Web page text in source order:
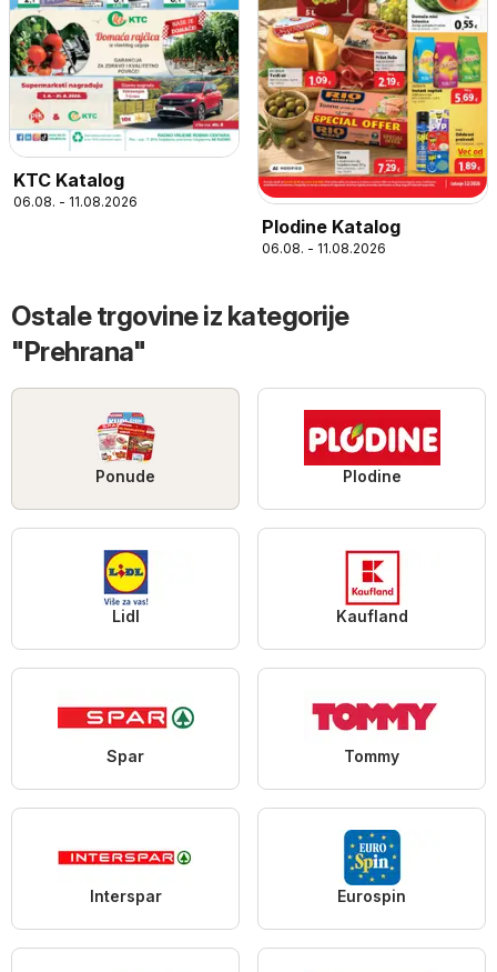
KTC Katalog
06.08. - 11.08.2026
Plodine Katalog
06.08. - 11.08.2026
Ostale trgovine iz kategorije
"Prehrana"
Ponude Plodine
Lidl Kaufland
Spar Tommy
Interspar Eurospin